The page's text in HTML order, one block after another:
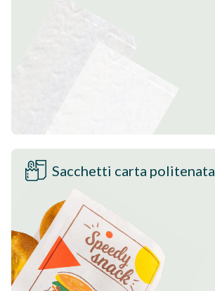
Sacchetti carta politenata